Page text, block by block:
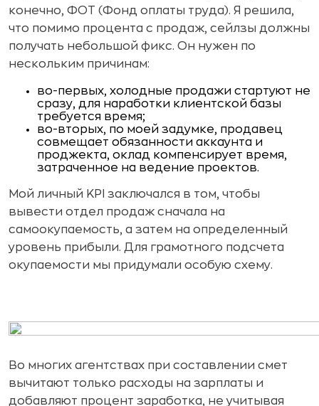
конечно, ФОТ (Фонд оплаты труда). Я решила,
что помимо процента с продаж, сейлзы должны
получать небольшой фикс. Он нужен по
нескольким причинам:
во-первых, холодные продажи стартуют не
сразу, для наработки клиентской базы
требуется время;
во-вторых, по моей задумке, продавец
совмещает обязанности аккаунта и
проджекта, оклад компенсирует время,
затраченное на ведение проектов.
Мой личный KPI заключался в том, чтобы
вывести отдел продаж сначала на
самоокупаемость, а затем на определенный
уровень прибыли. Для грамотного подсчета
окупаемости мы придумали особую схему.
Во многих агентствах при составлении смет
вычитают только расходы на зарплаты и
добавляют процент заработка, не учитывая